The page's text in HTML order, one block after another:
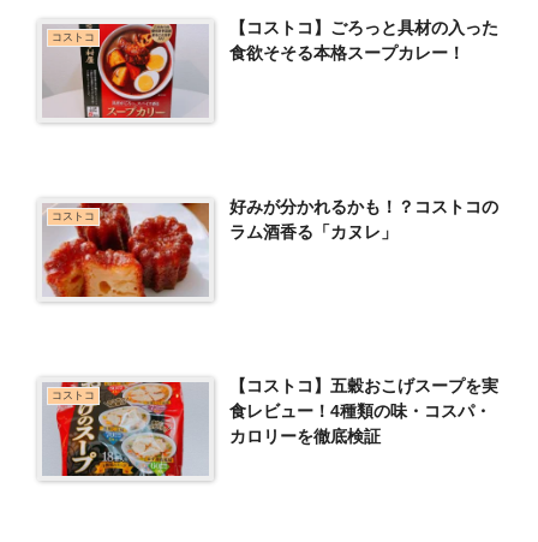
コストコ
【コストコ】ごろっと具材の入った
食欲そそる本格スープカレー！
コストコ
好みが分かれるかも！？コストコの
ラム酒香る「カヌレ」
コストコ
【コストコ】五穀おこげスープを実
食レビュー！4種類の味・コスパ・
カロリーを徹底検証